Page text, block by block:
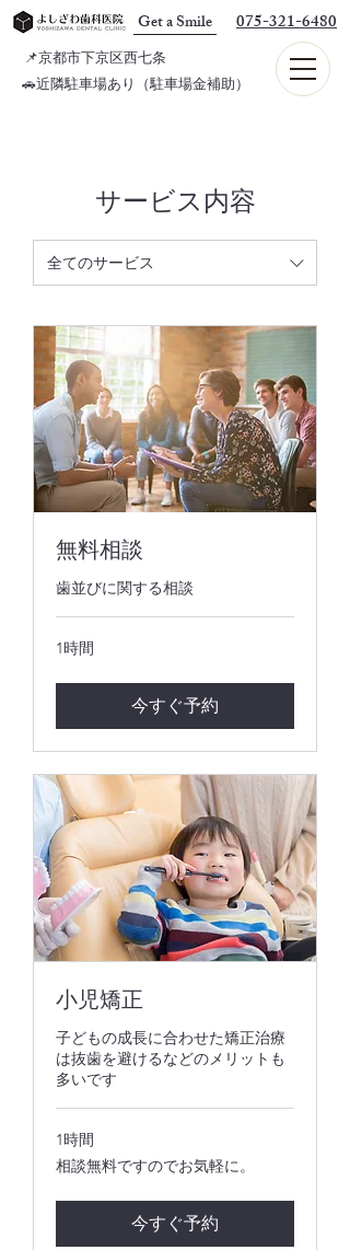
075-321-6480
Get a Smile
📌京都市下京区西七条
🚗近隣駐車場あり（駐車場金補助）
サービス内容
全てのサービス
無料相談
歯並びに関する相談
1時間
今すぐ予約
小児矯正
子どもの成長に合わせた矯正治療
は抜歯を避けるなどのメリットも
多いです
1時間
相
談
相談無料ですのでお気軽に。
今すぐ予約